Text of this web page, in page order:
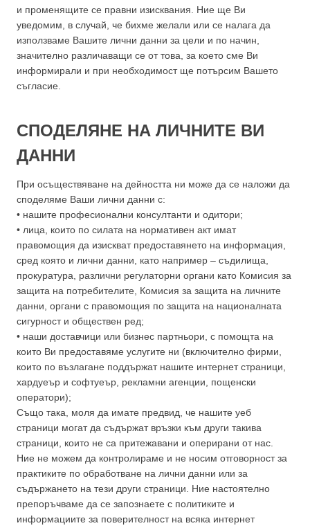
и променящите се правни изисквания. Ние ще Ви
уведомим, в случай, че бихме желали или се налага да
използваме Вашите лични данни за цели и по начин,
значително различаващи се от това, за което сме Ви
информирали и при необходимост ще потърсим Вашето
съгласие.
СПОДЕЛЯНЕ НА ЛИЧНИТЕ ВИ
ДАННИ
При осъществяване на дейността ни може да се наложи да
споделяме Ваши лични данни с:
• нашите професионални консултанти и одитори;
• лица, които по силата на нормативен акт имат
правомощия да изискват предоставянето на информация,
сред която и лични данни, като например – съдилища,
прокуратура, различни регулаторни органи като Комисия за
защита на потребителите, Комисия за защита на личните
данни, органи с правомощия по защита на националната
сигурност и обществен ред;
• наши доставчици или бизнес партньори, с помощта на
които Ви предоставяме услугите ни (включително фирми,
които по възлагане поддържат нашите интернет страници,
хардуеър и софтуеър, рекламни агенции, пощенски
оператори);
Също така, моля да имате предвид, че нашите уеб
страници могат да съдържат връзки към други такива
страници, които не са притежавани и оперирани от нас.
Ние не можем да контролираме и не носим отговорност за
практиките по обработване на лични данни или за
съдържането на тези други страници. Ние настоятелно
препоръчваме да се запознаете с политиките и
информациите за поверителност на всяка интернет